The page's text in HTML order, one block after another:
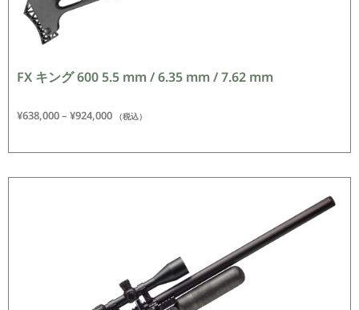
FX キング 600 5.5 mm / 6.35 mm / 7.62 mm
¥638,000– ¥924,000 （税込）